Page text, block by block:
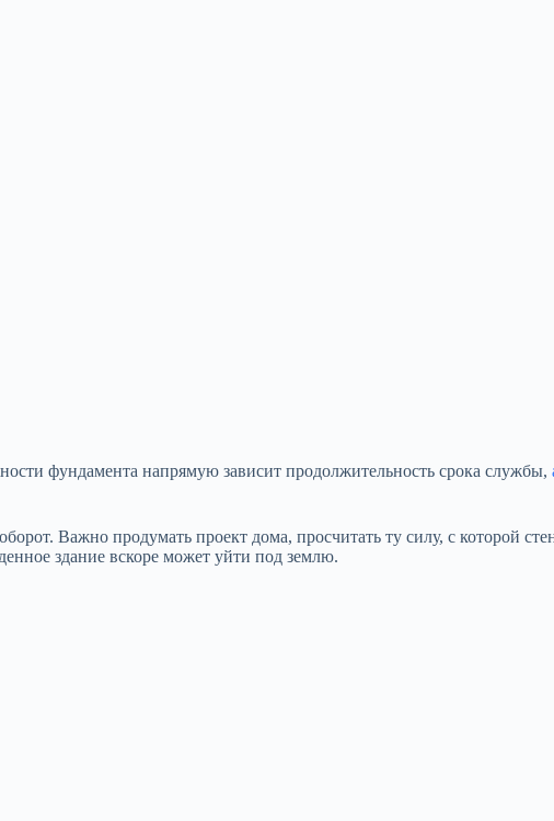
фундамента напрямую зависит продолжительность срока службы,
Важно продумать проект дома, просчитать ту силу, с которой
здание вскоре может уйти под землю.